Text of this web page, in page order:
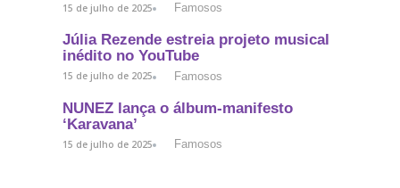
15 de julho de 2025 Famosos
Júlia Rezende estreia projeto musical
inédito no YouTube
15 de julho de 2025 Famosos
NUNEZ lança o álbum-manifesto
‘Karavana’
15 de julho de 2025 Famosos